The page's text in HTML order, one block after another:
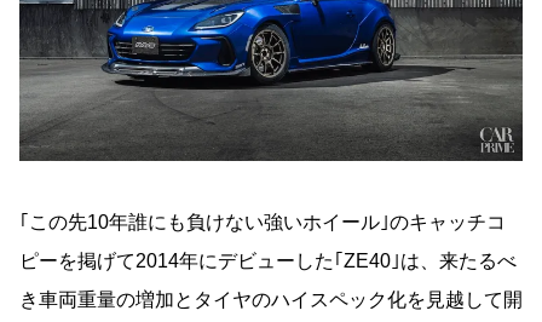
｢この先10年誰にも負けない強いホイール｣のキャッチコ
ピーを掲げて2014年にデビューした｢ZE40｣は、来たるべ
き車両重量の増加とタイヤのハイスペック化を見越して開